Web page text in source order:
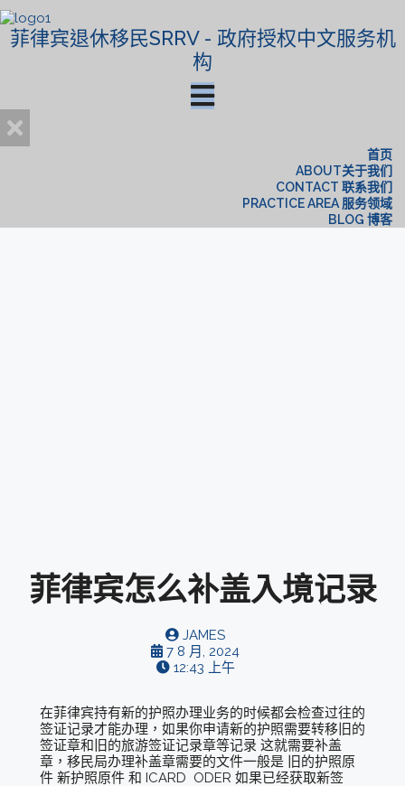
菲律宾退休移民SRRV - 政府授权中文服务机
构
首页
ABOUT关于我们
CONTACT 联系我们
PRACTICE AREA 服务领域
BLOG 博客
菲律宾怎么补盖入境记录
JAMES
7 8 月, 2024
12:43 上午
在菲律宾持有新的护照办理业务的时候都会检查过往的
签证记录才能办理，如果你申请新的护照需要转移旧的
签证章和旧的旅游签证记录章等记录 这就需要补盖
章，移民局办理补盖章需要的文件一般是 旧的护照原
件 新护照原件 和 ICARD ODER 如果已经获取新签